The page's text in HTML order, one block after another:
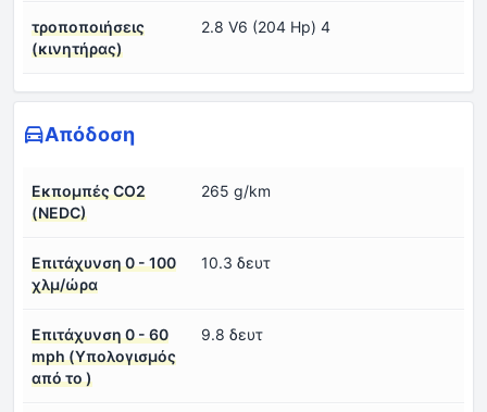
τροποποιήσεις
(κινητήρας)
2.8 V6 (204 Hp) 4
Απόδοση
Εκπομπές CO2
(NEDC)
265 g/km
Επιτάχυνση 0 - 100
χλμ/ώρα
10.3 δευτ
Επιτάχυνση 0 - 60
mph (Υπολογισμός
από το )
9.8 δευτ